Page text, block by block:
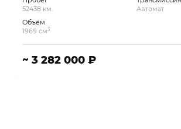
52438 км.
Объём
1969 см3
Автомат
~ 3 282 000 ₽